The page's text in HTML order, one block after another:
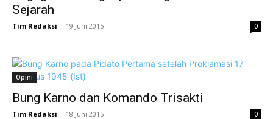
Sejarah
Tim Redaksi - 19 Juni 2015 0
Opini
Bung Karno dan Komando Trisakti
Tim Redaksi - 18 Juni 2015 0